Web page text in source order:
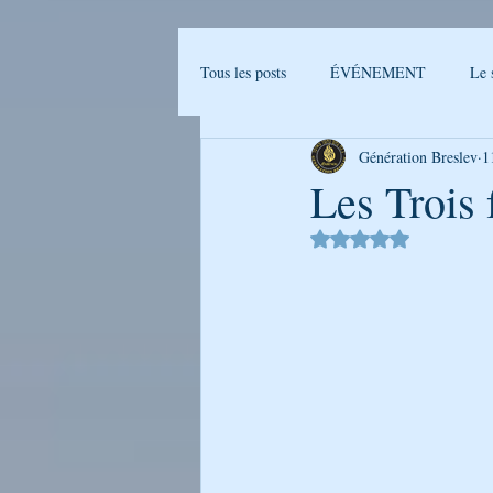
Tous les posts ÉVÉNEMENT Le
Actualités Breslev L'univers de
Ma journée avec Rabenou - Etude jou
Les Trois
Génération Breslev
Noté NaN étoiles sur